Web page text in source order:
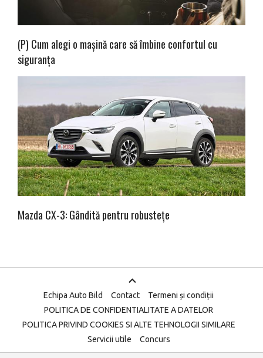
(P) Cum alegi o mașină care să îmbine confortul cu
siguranța
Mazda CX-3: Gândită pentru robustețe
Echipa Auto Bild Contact
Termeni și condiții
POLITICA DE CONFIDENTIALITATE A DATELOR
POLITICA PRIVIND COOKIES SI ALTE TEHNOLOGII SIMILARE
Servicii utile
Concurs